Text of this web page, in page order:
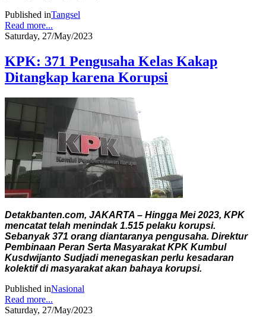
Published inTangsel
Read more...
Saturday, 27/May/2023
KPK: 371 Pengusaha Kelas Kakap
Ditangkap karena Korupsi
Detakbanten.com, JAKARTA – Hingga Mei 2023, KPK
mencatat telah menindak 1.515 pelaku korupsi.
Sebanyak 371 orang diantaranya pengusaha. Direktur
Pembinaan Peran Serta Masyarakat KPK Kumbul
Kusdwijanto Sudjadi menegaskan perlu kesadaran
kolektif di masyarakat akan bahaya korupsi.
Published inNasional
Read more...
Saturday, 27/May/2023